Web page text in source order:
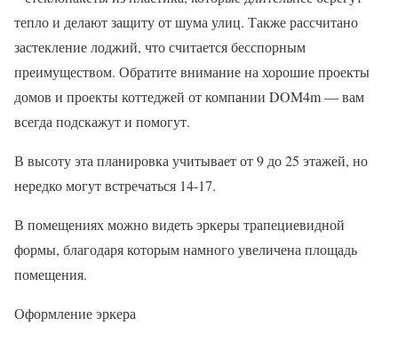
тепло и делают защиту от шума улиц. Также рассчитано
застекление лоджий, что считается бесспорным
преимуществом. Обратите внимание на хорошиепроекты
домов и проекты коттеджей от компании DOM4m — вам
всегда подскажут и помогут.
В высоту эта планировка учитывает от 9 до 25 этажей, но
нередко могут встречаться 14-17.
В помещениях можно видеть эркеры трапециевидной
формы, благодаря которым намного увеличена площадь
помещения.
Оформление эркера